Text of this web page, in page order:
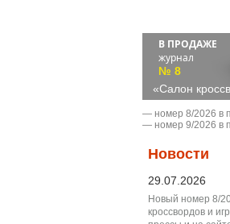
В ПРОДАЖЕ
журнал
№ 8
«Салон
― номер 8/2026 в
― номер 9/2026 в
Новости
29.07.2026
Новый номер 8/
кроссвордов и